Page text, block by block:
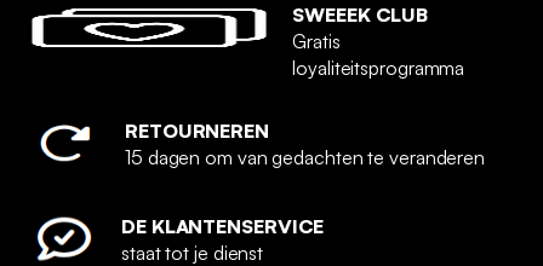
SWEEEK CLUB
Gratis
loyaliteitsprogramma
RETOURNEREN
15 dagen om van gedachten te veranderen
DE KLANTENSERVICE
staat tot je dienst